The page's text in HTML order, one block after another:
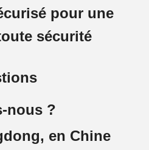
pour une
sécurité
nous ?
en Chine